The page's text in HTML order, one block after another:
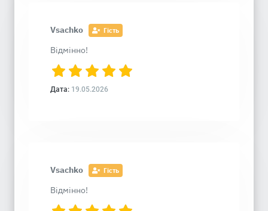
Vsachko Гість
Відмінно!
Дата: 19.05.2026
Vsachko Гість
Відмінно!